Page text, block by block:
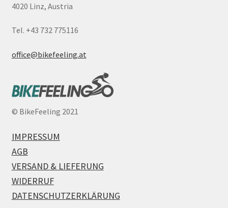
4020 Linz, Austria
Tel. +43 732 775116
office@bikefeeling.at
© BikeFeeling 2021
IMPRESSUM
AGB
VERSAND & LIEFERUNG
WIDERRUF
DATENSCHUTZERKLÄRUNG